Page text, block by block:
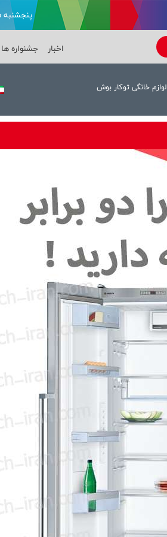
پنجشنبه ۱۵ مرداد ۱۴۰۵ | Thursday 6 August 2026
اخبار جشنواره ها
لوازم خانگی توکار بوش